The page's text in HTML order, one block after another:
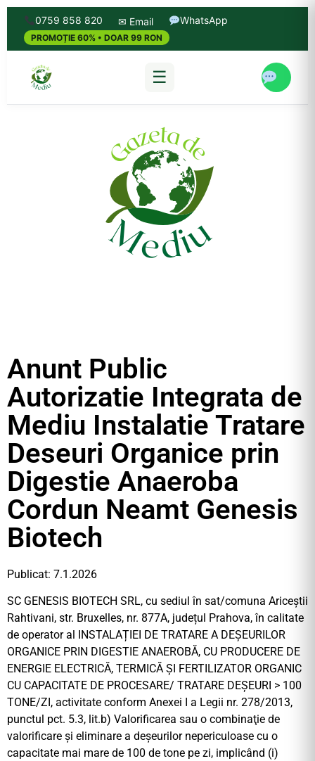
0759 858 820 ✉ Email WhatsApp
PROMOȚIE 60% • DOAR 99 RON
☰
Anunt Public
Autorizatie Integrata de
Mediu Instalatie Tratare
Deseuri Organice prin
Digestie Anaeroba
Cordun Neamt Genesis
Biotech
Publicat: 7.1.2026
SC GENESIS BIOTECH SRL, cu sediul în sat/comuna Ariceștii
Rahtivani, str. Bruxelles, nr. 877A, județul Prahova, în calitate
de operator al INSTALAȚIEI DE TRATARE A DEȘEURILOR
ORGANICE PRIN DIGESTIE ANAEROBĂ, CU PRODUCERE DE
ENERGIE ELECTRICĂ, TERMICĂ ȘI FERTILIZATOR ORGANIC
CU CAPACITATE DE PROCESARE/ TRATARE DEȘEURI > 100
TONE/ZI, activitate conform Anexei I a Legii nr. 278/2013,
punctul pct. 5.3, lit.b) Valorificarea sau o combinaţie de
valorificare şi eliminare a deşeurilor nepericuloase cu o
capacitate mai mare de 100 de tone pe zi, implicând (i)